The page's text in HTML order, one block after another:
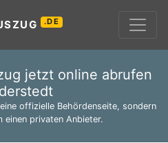
.DE
jetzt online abrufen
offizielle Behördenseite, sondern
einen privaten Anbieter.